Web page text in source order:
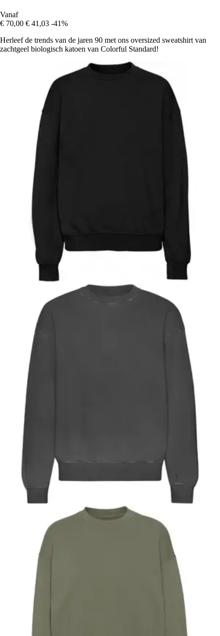
Vanaf
€ 70,00 € 41,03 -41%
Herleef de trends van de jaren 90 met ons oversized sweatshirt van
zachtgeel biologisch katoen van Colorful Standard!